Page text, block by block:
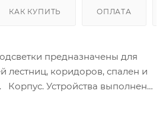
КАК КУПИТЬ ОПЛАТА
предназначены для
лестниц, коридоров, спален и
Устройства выполнены